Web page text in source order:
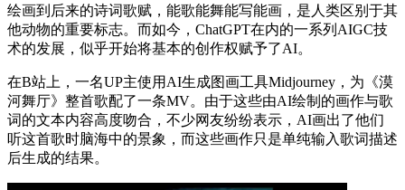
绘画到后来的诗词歌赋，能歌能舞能写能画，是人类区别于其
他动物的重要标志。而如今，ChatGPT在内的一系列AIGC技
术的发展，似乎开始将基本的创作权赋予了AI。
在B站上，一名UP主使用AI生成图画工具Midjourney，为《漠
河舞厅》整首歌配了一条MV。由于这些由AI绘制的画作与歌
词的文本内容高度吻合，不少网友纷纷表示，AI画出了他们
听这首歌时脑海中的景象，而这些画作只是单纯输入歌词描述
后生成的结果。